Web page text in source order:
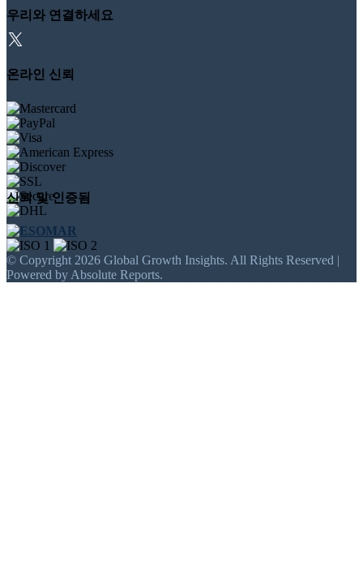
우리와 연결하세요
온라인 신뢰
신뢰 및 인증됨
© Copyright 2026 Global Growth Insights. All Rights Reserved |
Powered by Absolute Reports.